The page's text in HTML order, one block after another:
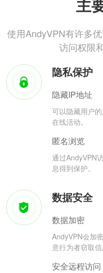
主
使用AndyVPN有许多
访问权限
隐私保护
隐藏IP地址
可以隐藏用户
在线活动。
匿名浏览
通过AndyVPN
息得到保护。
数据安全
数据加密
AndyVPN会加
意行为者窃取信
安全远程访问